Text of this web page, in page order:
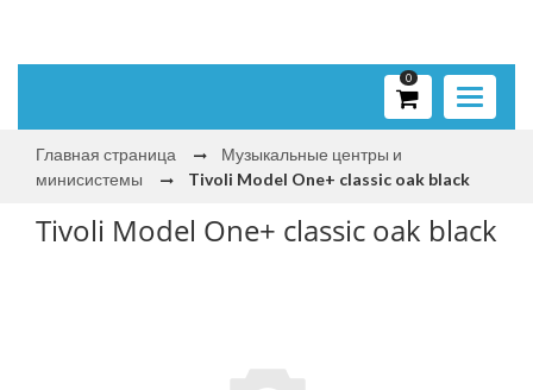
Toggle
0
Главная страница
Музыкальные центры и
минисистемы
Tivoli Model One+ classic oak black
Tivoli Model One+ classic oak black